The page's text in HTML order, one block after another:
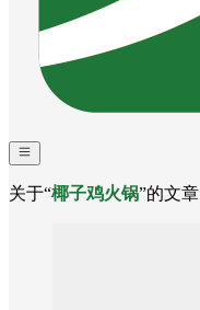
关于“椰子鸡火锅”的文章